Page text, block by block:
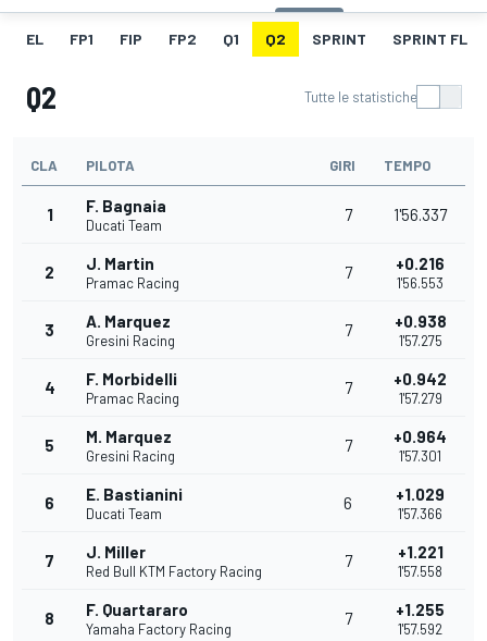
EL FP1 FIP FP2 Q1 Q2 SPRINT SPRINT FL
Q2 Tutte le statistiche
CLA PILOTA GIRI TEMPO
1 F. Bagnaia
Ducati Team
7 1'56.337
2 J. Martin
Pramac Racing
7 +0.216
1'56.553
3 A. Marquez
Gresini Racing
7 +0.938
1'57.275
4 F. Morbidelli
Pramac Racing
7 +0.942
1'57.279
5 M. Marquez
Gresini Racing
7 +0.964
1'57.301
6 E. Bastianini
Ducati Team
6 +1.029
1'57.366
7 J. Miller
Red Bull KTM Factory Racing
7 +1.221
1'57.558
8 F. Quartararo
Yamaha Factory Racing
7 +1.255
1'57.592